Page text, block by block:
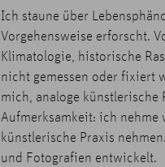
Ich staune über
Vorgehensweise erforscht.
Klimatologie, historische
nicht gemessen oder fixiert
mich, analoge künstlerische
Aufmerksamkeit: ich nehme
künstlerische Praxis
und Fotografien entwickelt.